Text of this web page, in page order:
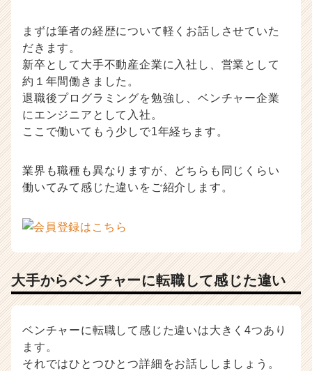
カ
ト
が
届
く
就
活
イ
ト
キ
（C
e
C
まずは筆者の経歴について軽くお話しさせていた
だきます。
新卒として大手不動産企業に入社し、営業として
約１年間働きました。
退職後プログラミングを勉強し、ベンチャー企業
にエンジニアとして入社。
ここで働いてもう少しで1年経ちます。
業界も職種も異なりますが、どちらも同じくらい
働いてみて感じた違いをご紹介します。
大手からベンチャーに転職して感じた違い
ベンチャーに転職して感じた違いは大きく4つあり
ます。
それではひとつひとつ詳細をお話ししましょう。